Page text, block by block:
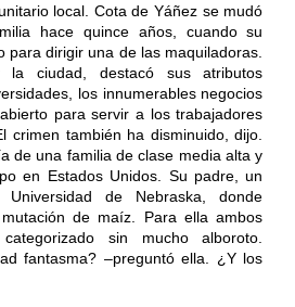
local. Cota de Yáñez se mudó
hace quince años, cuando su
para dirigir una de las maquiladoras.
ciudad, destacó sus atributos
los innumerables negocios
para servir a los trabajadores
crimen también ha disminuido, dijo.
de una familia de clase media alta y
en Estados Unidos. Su padre, un
de Nebraska, donde
de maíz. Para ella ambos
sin mucho alboroto.
fantasma? –preguntó ella. ¿Y los